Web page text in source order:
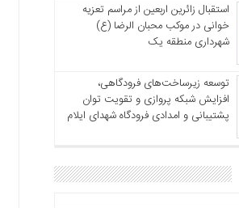
استقبال زائرین اربعین از مراسم تعزیه
خوانی در موکب محبان الرضا (ع)
شهرداری منطقه یک
توسعه زیرساخت‌های فرودگاهی،
افزایش شبکه پروازی و تقویت توان
پشتیبانی و امدادی فرودگاه شهدای ایلام